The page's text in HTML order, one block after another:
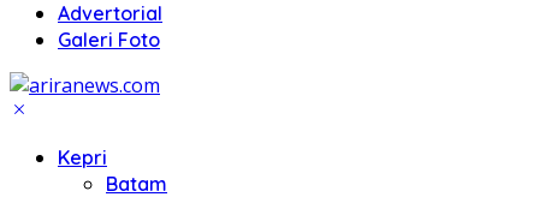
Advertorial
Galeri Foto
Kepri
Batam